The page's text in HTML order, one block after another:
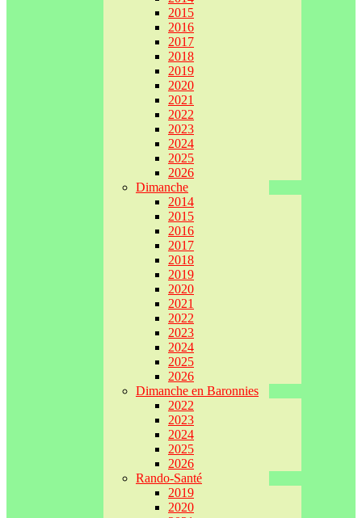
2015
2016
2017
2018
2019
2020
2021
2022
2023
2024
2025
2026
Dimanche
2014
2015
2016
2017
2018
2019
2020
2021
2022
2023
2024
2025
2026
Dimanche en Baronnies
2022
2023
2024
2025
2026
Rando-Santé
2019
2020